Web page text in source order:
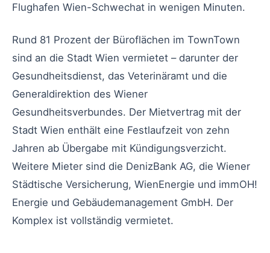
Flughafen Wien-Schwechat in wenigen Minuten.
Rund 81 Prozent der Büroflächen im TownTown
sind an die Stadt Wien vermietet – darunter der
Gesundheitsdienst, das Veterinäramt und die
Generaldirektion des Wiener
Gesundheitsverbundes. Der Mietvertrag mit der
Stadt Wien enthält eine Festlaufzeit von zehn
Jahren ab Übergabe mit Kündigungsverzicht.
Weitere Mieter sind die DenizBank AG, die Wiener
Städtische Versicherung, WienEnergie und immOH!
Energie und Gebäudemanagement GmbH. Der
Komplex ist vollständig vermietet.